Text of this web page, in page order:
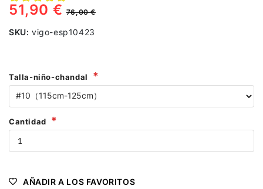
51,90 €76,00 €
SKU: vigo-esp10423
Talla-niño-chandal
Cantidad
AÑADIR A LOS FAVORITOS